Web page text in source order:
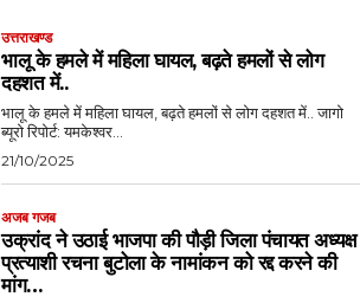
उत्तराखण्ड
भालू के हमले में महिला घायल, बढ़ते हमलों से लोग
दहशत में..
भालू के हमले में महिला घायल, बढ़ते हमलों से लोग दहशत में.. जागो
ब्यूरो रिपोर्ट: यमकेश्वर...
21/10/2025
अजब गजब
उक्रांद ने उठाई भाजपा की पौड़ी जिला पंचायत अध्यक्ष
प्रत्याशी रचना बुटोला के नामांकन को रद्द करने की
मांग…